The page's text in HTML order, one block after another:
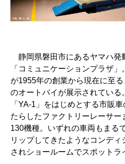
静岡県磐田市にあるヤマハ発
「コミュニケーションプラザ
が1955年の創業から現在に至
のオートバイが展示されている
「YA-1」をはじめとする市販
たらしたファクトリーレーサー
130機種。いずれの車両もまる
リップしてきたようなコンデ
されショールームでスポットラ